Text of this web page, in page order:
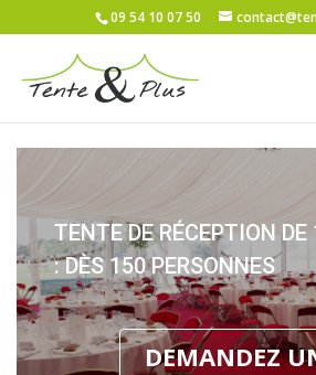
09 54 10 07 50
TENTE DE RÉCEPTION
: DÈS 150 PERSONNES
DEMANDEZ